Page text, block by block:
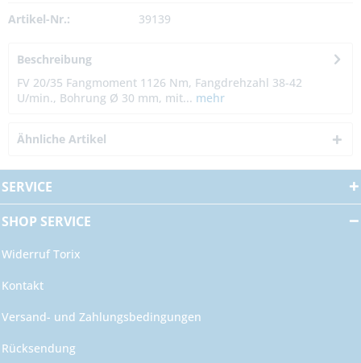
Artikel-Nr.: 39139
Beschreibung
FV 20/35 Fangmoment 1126 Nm, Fangdrehzahl 38-42
U/min., Bohrung Ø 30 mm, mit... mehr
Ähnliche Artikel
SERVICE
SHOP SERVICE
Widerruf Torix
Kontakt
Versand- und Zahlungsbedingungen
Rücksendung